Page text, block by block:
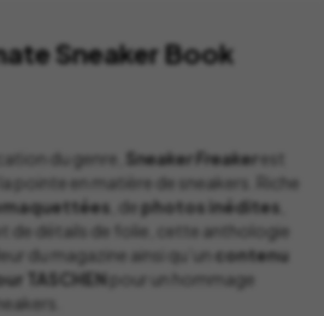
Sneaker Book
du genre, Sneaker Freaker est
pointe en matière de sneakers. Riche
, de photos inédites
de détails de folie, cette anthologie
du magazine ainsi qu’un contenu
TASCHEN pour un hommage